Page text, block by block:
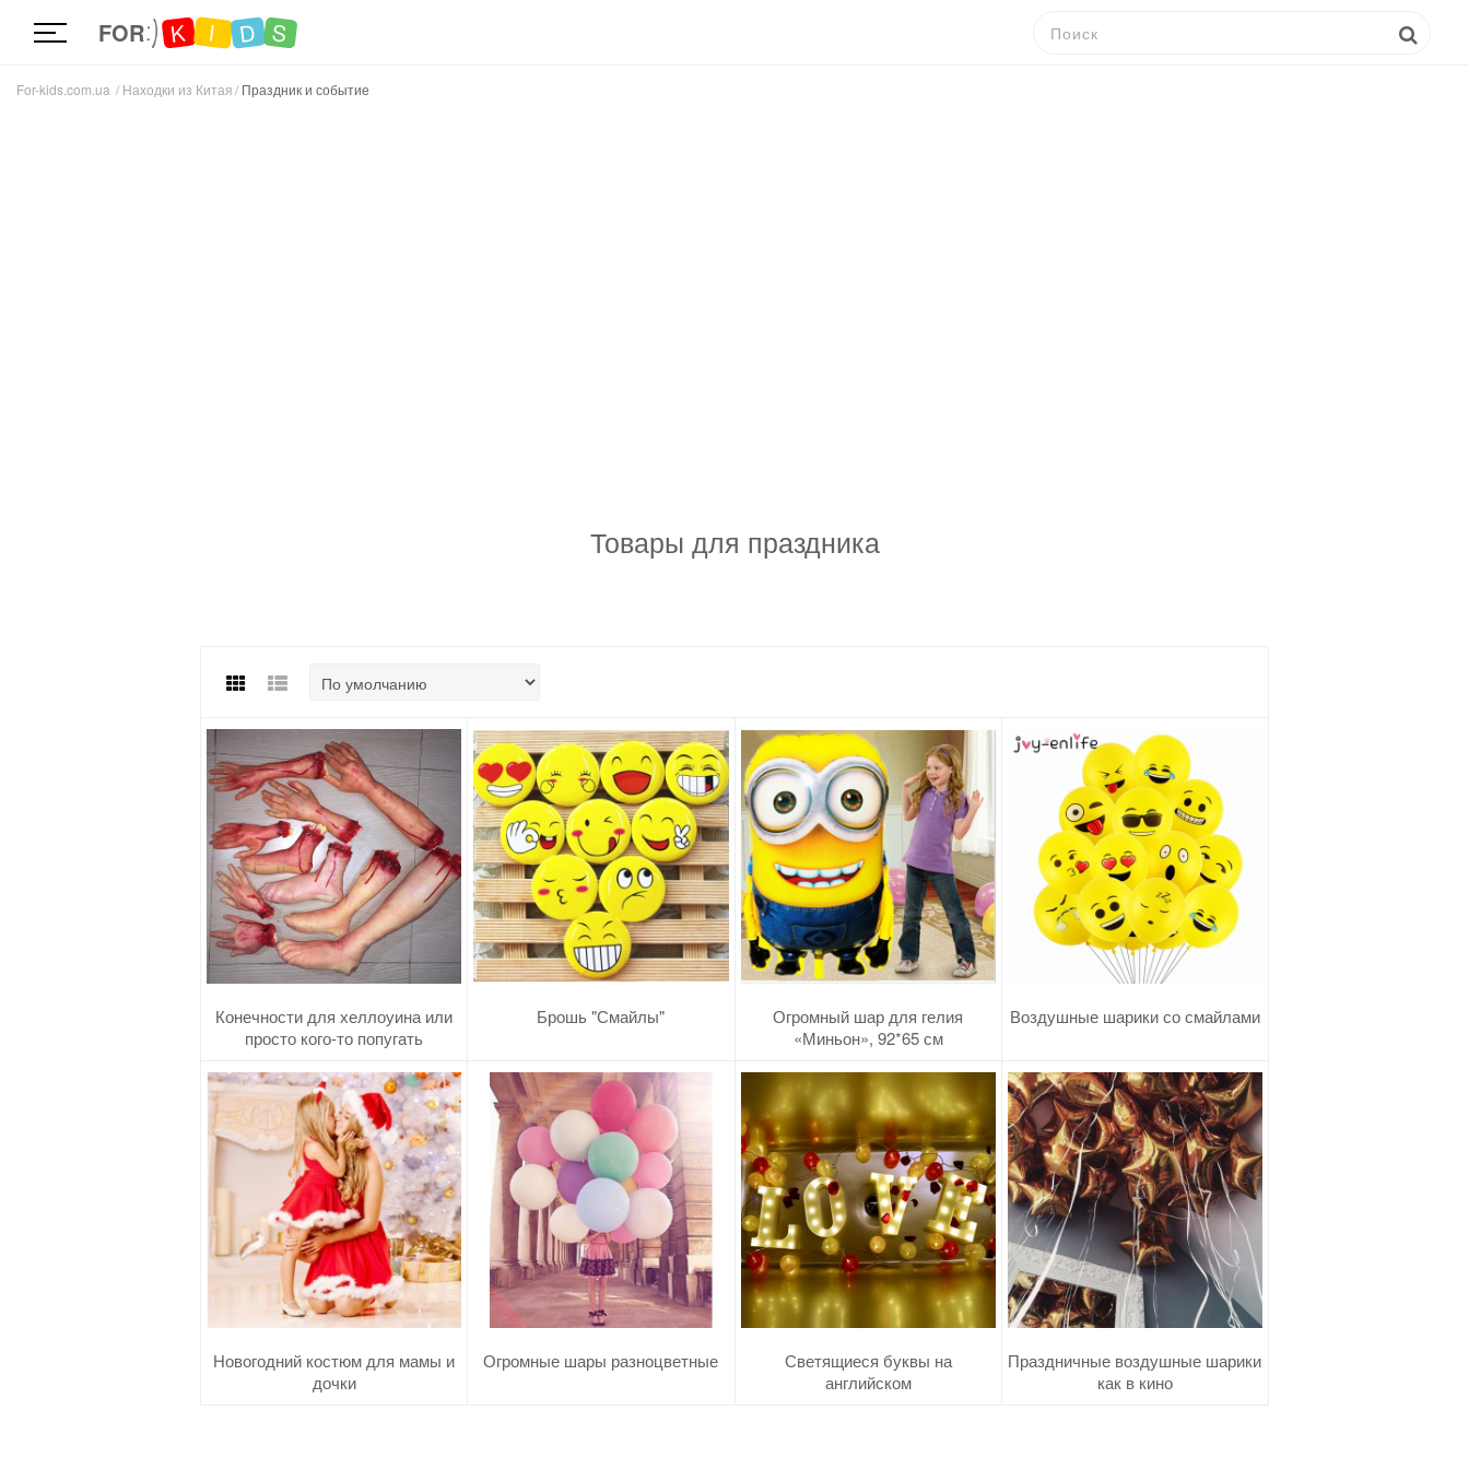
FOR K I D S
For-kids.com.ua Находки из Китая Праздник и событие
Товары для праздника
Конечности для хеллоуина или
просто кого-то попугать
Брошь "Смайлы"
Огромный шар для гелия
«Миньон», 92*65 см
Воздушные шарики со смайлами
Новогодний костюм для мамы и
дочки
Огромные шары разноцветные
Светящиеся буквы на
английском
Праздничные воздушные шарики
как в кино